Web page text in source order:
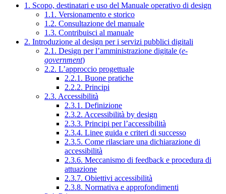
1. Scopo, destinatari e uso del Manuale operativo di design
1.1. Versionamento e storico
1.2. Consultazione del manuale
1.3. Contribuisci al manuale
2. Introduzione al design per i servizi pubblici digitali
2.1. Design per l’amministrazione digitale (e-
government)
2.2. L’approccio progettuale
2.2.1. Buone pratiche
2.2.2. Principi
2.3. Accessibilità
2.3.1. Definizione
2.3.2. Accessibilità by design
2.3.3. Principi per l’accessibilità
2.3.4. Linee guida e criteri di successo
2.3.5. Come rilasciare una dichiarazione di
accessibilità
2.3.6. Meccanismo di feedback e procedura di
attuazione
2.3.7. Obiettivi accessibilità
2.3.8. Normativa e approfondimenti